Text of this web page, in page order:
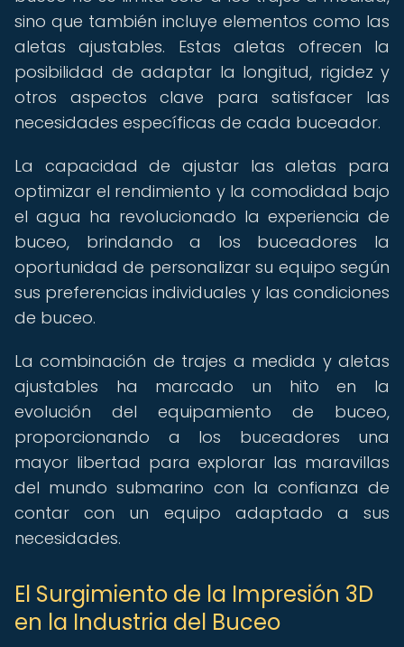
sino que también incluye elementos como las
aletas ajustables. Estas aletas ofrecen la
posibilidad de adaptar la longitud, rigidez y
otros aspectos clave para satisfacer las
necesidades específicas de cada buceador.
La capacidad de ajustar las aletas para
optimizar el rendimiento y la comodidad bajo
el agua ha revolucionado la experiencia de
buceo, brindando a los buceadores la
oportunidad de personalizar su equipo según
sus preferencias individuales y las condiciones
de buceo.
La combinación de trajes a medida y aletas
ajustables ha marcado un hito en la
evolución del equipamiento de buceo,
proporcionando a los buceadores una
mayor libertad para explorar las maravillas
del mundo submarino con la confianza de
contar con un equipo adaptado a sus
necesidades.
El Surgimiento de la Impresión 3D
en la Industria del Buceo